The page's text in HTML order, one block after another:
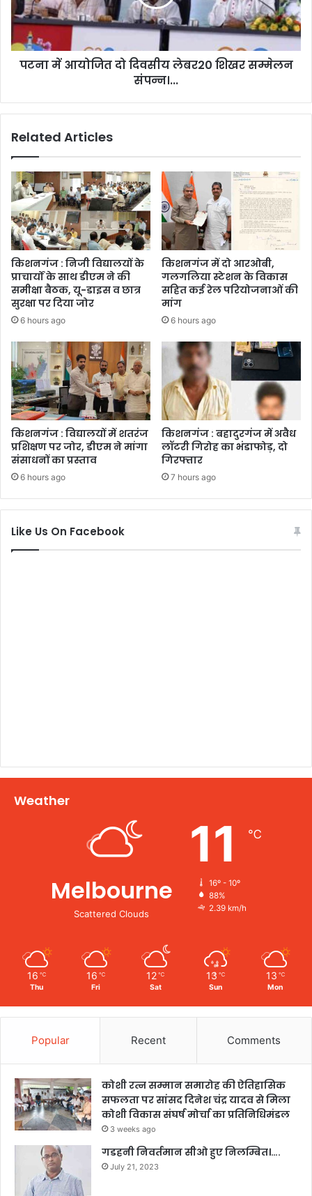
पटना में आयोजित दो दिवसीय लेबर20 शिखर सम्मेलन
संपन्न।...
Related Articles
किशनगंज : निजी विद्यालयों के
प्राचार्यों के साथ डीएम ने की
समीक्षा बैठक, यू-डाइस व छात्र
सुरक्षा पर दिया जोर
6 hours ago
किशनगंज में दो आरओबी,
गलगलिया स्टेशन के विकास
सहित कई रेल परियोजनाओं की
मांग
6 hours ago
किशनगंज : विद्यालयों में शतरंज
प्रशिक्षण पर जोर, डीएम ने मांगा
संसाधनों का प्रस्ताव
6 hours ago
किशनगंज : बहादुरगंज में अवैध
लॉटरी गिरोह का भंडाफोड़, दो
गिरफ्तार
7 hours ago
Like Us On Facebook
Weather
Melbourne
Scattered Clouds
11 ℃
16º - 10º
88%
2.39 km/h
16 ℃
Thu
16 ℃
Fri
12 ℃
Sat
13 ℃
Sun
13 ℃
Mon
Popular Recent Comments
कोशी रत्न सम्मान समारोह की ऐतिहासिक
सफलता पर सांसद दिनेश चंद्र यादव से मिला
कोशी विकास संघर्ष मोर्चा का प्रतिनिधिमंडल
3 weeks ago
गडहनी निवर्तमान सीओ हुए निलम्बित।….
July 21, 2023